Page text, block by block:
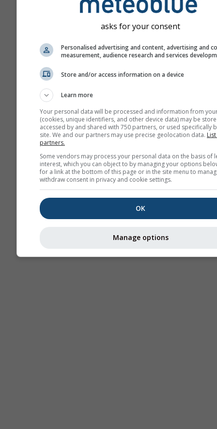
Tahmin „ensemble"
daha hassas ölçmek için
başlangıç
fazla model çalıştırılır.
Mevsimlik
Tahmin
Seeing
asks for your consent
Personalised advertising and content, advertising and
measurement, audience research and services
Store and/or access information on a device
Learn more
Your personal data will be processed and information from
(cookies, unique identifiers, and other device data) may be
accessed by and shared with 750 partners, or used specifically
site. We and our partners may use precise geolocation data.
partners.
Some vendors may process your personal data on the basis of
interest, which you can object to by managing your options
for a link at the bottom of this page or in the site menu to
withdraw consent in privacy and cookie settings.
OK
Manage options